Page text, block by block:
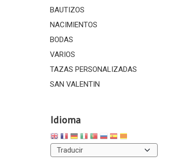
BAUTIZOS
NACIMIENTOS
BODAS
VARIOS
TAZAS PERSONALIZADAS
SAN VALENTIN
Idioma